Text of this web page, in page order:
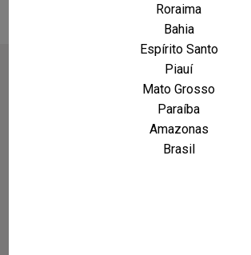
Roraima
Bahia
Espírito Santo
Piauí
Mato Grosso
Paraíba
Amazonas
Brasil